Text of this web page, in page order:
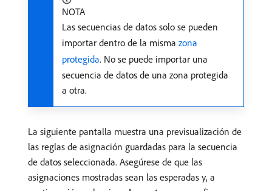
NOTA
Las secuencias de datos solo se pueden
importar dentro de la misma zona
protegida. No se puede importar una
secuencia de datos de una zona protegida
a otra.
La siguiente pantalla muestra una previsualización de
las reglas de asignación guardadas para la secuencia
de datos seleccionada. Asegúrese de que las
asignaciones mostradas sean las esperadas y, a